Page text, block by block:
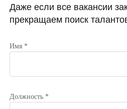
Даже если все вакансии
прекращаем поиск
Имя *
Должность *